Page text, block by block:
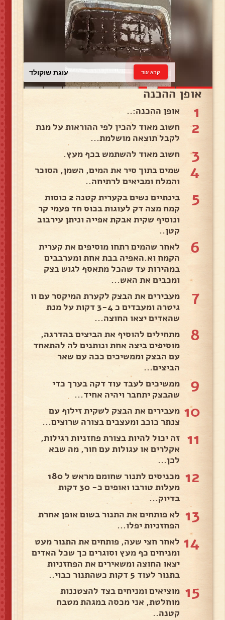
עוגת שוקולד קרא עוד
אופן ההכנה
1 אופן ההכנה:..
2
חשוב מאוד להכין לפי ההוראות על מנת
לקבל תוצאה מושלמת...
3 חשוב מאוד להשתמש בכף מעץ.
4
שמים בתוך סיר את המים, השמן, הסוכר
והמלח ומביאים לרתיחה..
5
בינתיים נשים בקערית קטנה 2 כוסות
קמח מצה דק לעוגות בכוס חד פעמי קר
ונוסיף שקית אבקת אפייה וניתן עירבוב
קטן..
6
לאחר שהמים רתחו מוסיפים את קערית
הקמח וא.האפיה בבת אחת ומערבבים
במהירות עד שהכל מתאסף לגוש בצק
ומכבים את האש...
7
מעבירים את הבצק לקערת המיקסר עם וו
גיטרה ומעבדים כ 3-4 דקות על מנת
שהאדים יצאו החוצה...
8
מתחילים להוסיף את הביצים בהדרגה,
מוסיפים ביצה אחת ונותנים לה להתאחד
עם הבצק וממשיכים ככה עם שאר
הביצים...
9
ממשיכים לעבד עוד דקה בערך כדי
שהבצק יתחבר ויהיה אחיד...
10 מעבירים את הבצק לשקית זילוף עם
צנתר כוכב ומעצבים בצורה שרוצים...
11
זה יכול להיות בצורת פחזניות רגילות,
אקלרים או עגולות עם חור, מה שבא
לכן...
12
מכניסים לתנור שחומם מראש ל 180
מעלות טורבו ואופים כ- 30 דקות
בדיוק...
13 לא פותחים את התנור בשום אופן אחרת
הפחזניות יפלו...
14 לאחר חצי שעה, פותחים את התנור מעט
ומניחים כף מעץ וסוגרים כך שכל האדים
יצאו החוצה ומשאירים את הפחזניות
בתנור לעוד 5 דקות כשהתנור כבוי..
15 מוציאים ומניחים בצד להצטננות
מוחלטת, אני מכסה במגהת מטבח
קטנה..